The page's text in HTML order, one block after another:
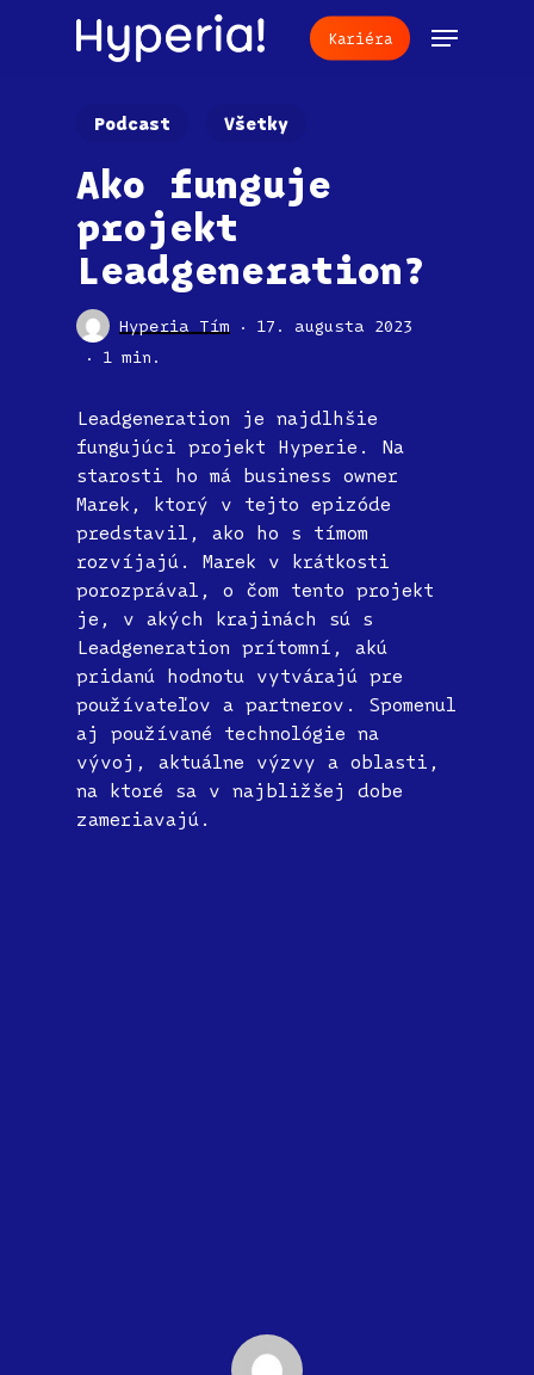
Kariéra Menu
Podcast Všetky
Ako funguje
projekt
Leadgeneration?
Hyperia Tím
17. augusta 2023
1 min.
Leadgeneration je najdlhšie
fungujúci projekt Hyperie. Na
starosti ho má business owner
Marek, ktorý v tejto epizóde
predstavil, ako ho s tímom
rozvíjajú. Marek v krátkosti
porozprával, o čom tento projekt
je, v akých krajinách sú s
Leadgeneration prítomní, akú
pridanú hodnotu vytvárajú pre
používateľov a partnerov. Spomenul
aj používané technológie na
vývoj, aktuálne výzvy a oblasti,
na ktoré sa v najbližšej dobe
zameriavajú.